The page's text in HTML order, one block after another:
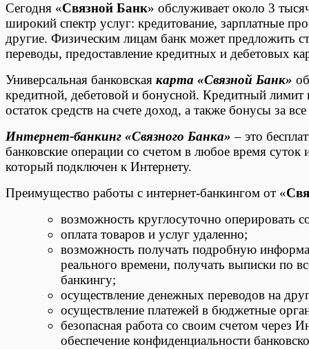
Сегодня «Связной Банк» обслуживает около 3
широкий спектр услуг: кредитование, зарплатные
другие. Физическим лицам банк может предложить
переводы, предоставление кредитных и дебетовых
Универсальная банковская карта «Связной Банк»
кредитной, дебетовой и бонусной. Кредитный лимит
остаток средств на счете доход, а также бонусы за
Интернет-банкинг «Связного Банка» – это
банковские операции со счетом в любое время
который подключен к Интернету.
Преимущество работы с интернет-банкингом от «
возможность круглосуточно оперировать
оплата товаров и услуг удаленно;
возможность получать подробную
реального времени, получать выписки по
банкингу;
осуществление денежных переводов на
осуществление платежей в бюджетные
безопасная работа со своим счетом через
обеспечение конфиденциальности